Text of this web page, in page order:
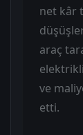
net kâr
araç
ve
etti.